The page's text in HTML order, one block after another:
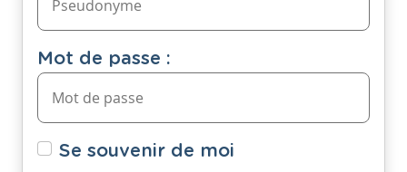
Mot de passe :
Se souvenir de moi